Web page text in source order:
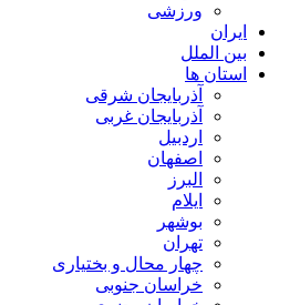
ورزشی
ایران
بین الملل
استان ها
آذربایجان شرقی
آذربایجان غربی
اردبیل
اصفهان
البرز
ایلام
بوشهر
تهران
چهار محال و بختیاری
خراسان جنوبی